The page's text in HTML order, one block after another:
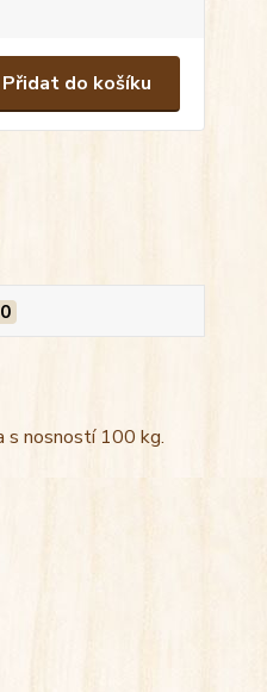
Přidat do košíku
0
s nosností 100 kg.